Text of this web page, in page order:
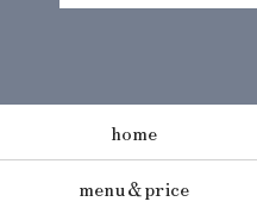
home
menu＆price